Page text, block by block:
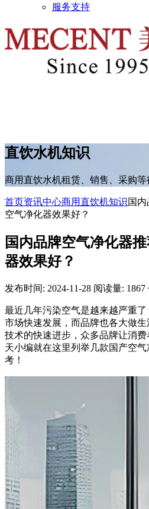
服务支持
直饮水机知识
商用直饮水机租赁、销售、采购等
首页资讯中心商用直饮机知识国
空气净化器效果好？
国内品牌空气净化器
器效果好？
发布时间: 2024-11-28 阅读量: 1867
最近几年污染空气是越来越严重了
市场快速发展，而品牌也各大做
技术的快速进步，众多品牌让消
天小编就在这里列举几款国产空
考！